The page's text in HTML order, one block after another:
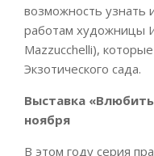
возможность узнать
работам художницы
Mazzucchelli),
Экзотического сада.
Выставка
ноября
В этом году серия